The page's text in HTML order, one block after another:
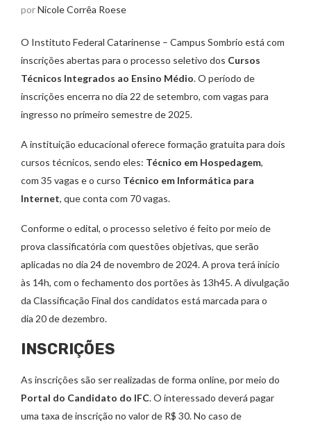
porNicole Corrêa Roese
O Instituto Federal Catarinense – Campus Sombrio está com
inscrições abertas para o processo seletivo dos Cursos
Técnicos Integrados ao Ensino Médio. O período de
inscrições encerra no dia 22 de setembro, com vagas para
ingresso no primeiro semestre de 2025.
A instituição educacional oferece formação gratuita para dois
cursos técnicos, sendo eles: Técnico em Hospedagem,
com 35 vagas e o curso Técnico em Informática para
Internet, que conta com 70 vagas.
Conforme o edital, o processo seletivo é feito por meio de
prova classificatória com questões objetivas, que serão
aplicadas no dia 24 de novembro de 2024. A prova terá início
às 14h, com o fechamento dos portões às 13h45. A divulgação
da Classificação Final dos candidatos está marcada para o
dia 20 de dezembro.
INSCRIÇÕES
As inscrições são ser realizadas de forma online, por meio do
Portal do Candidato do IFC. O interessado deverá pagar
uma taxa de inscrição no valor de R$ 30. No caso de